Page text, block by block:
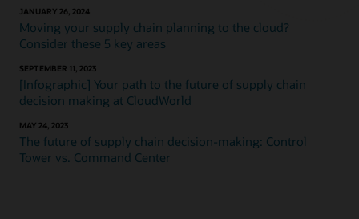
JANUARY 26, 2024
Moving your supply chain planning to the cloud?
Consider these 5 key areas
SEPTEMBER 11, 2023
[Infographic] Your path to the future of supply chain
decision making at CloudWorld
MAY 24, 2023
The future of supply chain decision-making: Control
Tower vs. Command Center